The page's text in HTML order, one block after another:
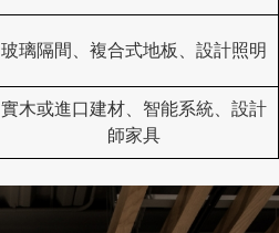
玻璃隔間、複合式地板、設計照明
實木或進口建材、智能系統、設計
師家具